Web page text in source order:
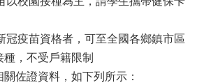
疫苗資格者，可至全國各鄉鎮市區
，不受戶籍限制
佐證資料，如下列所示：